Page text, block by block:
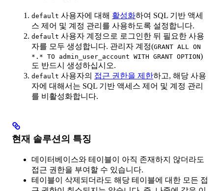
default 사용자에 대해 활성화하여 SQL 기반 액세
스 제어 및 계정 관리를 사용하도록 설정합니다.
default 사용자 계정으로 로그인한 뒤 필요한 사용
자를 모두 생성합니다. 관리자 계정(GRANT ALL ON
*.* TO admin_user_account WITH GRANT OPTION)
도 반드시 생성하십시오.
default 사용자의 접근 권한을 제한하고, 해당 사용
자에 대해서는 SQL 기반 액세스 제어 및 계정 관리
를 비활성화합니다.
현재 솔루션의 특징
데이터베이스와 테이블이 아직 존재하지 않더라도
접근 권한을 부여할 수 있습니다.
테이블이 삭제되더라도 해당 테이블에 대한 모든 접